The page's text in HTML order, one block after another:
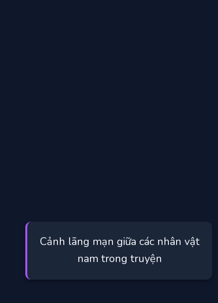
Cảnh lãng mạn giữa các nhân vật
nam trong truyện